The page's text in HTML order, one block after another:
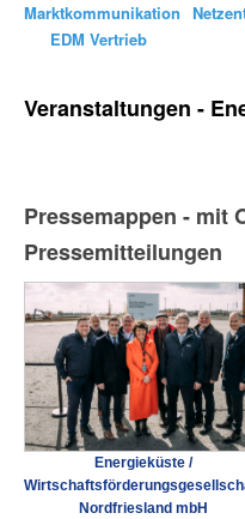
Marktkommunikation
EDM Vertrieb
Veranstaltungen -
Pressemappen - mit
Pressemitteilungen
Energieküste /
Nordfriesland mbH